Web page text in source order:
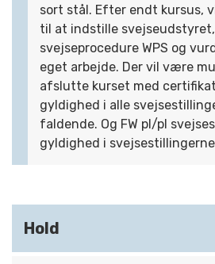
sort stål. Efter endt kursus,
til at indstille
svejseprocedure WPS og
eget arbejde. Der vil være
afslutte kurset med certifikat
gyldighed i alle
faldende. Og FW pl/pl
gyldighed i svejsestillingerne
Hold